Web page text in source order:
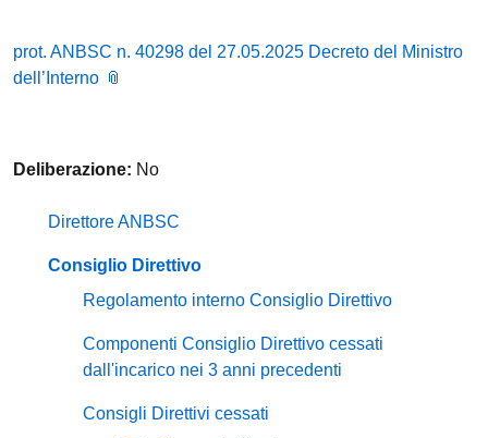
prot. ANBSC n. 40298 del 27.05.2025 Decreto del Ministro
dell’Interno
Deliberazione: No
Direttore ANBSC
Consiglio Direttivo
Regolamento interno Consiglio Direttivo
Componenti Consiglio Direttivo cessati
dall'incarico nei 3 anni precedenti
Consigli Direttivi cessati